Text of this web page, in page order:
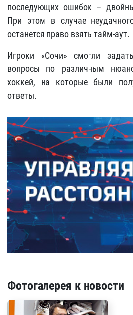
последующих ошибок –
При этом в случае
останется право взять тайм-аут.
Игроки «Сочи» смогли
вопросы по различным
хоккей, на которые были
ответы.
Фотогалерея к новости